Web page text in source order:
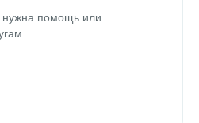
помощь или